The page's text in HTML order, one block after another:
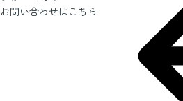
お問い合わせはこちら